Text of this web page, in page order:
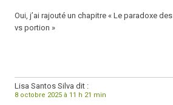
Oui, j’ai rajouté un chapitre « Le paradoxe
vs portion »
Lisa Santos Silva dit :
8 octobre 2025 à 11 h 21 min